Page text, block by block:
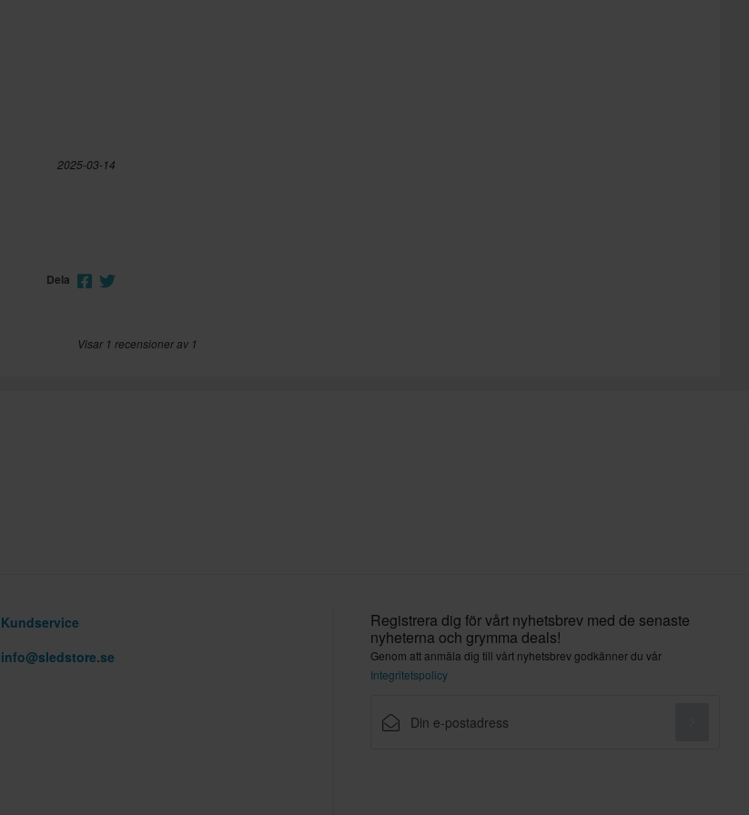
2025-03-14
Dela
Visar 1 recensioner av 1
Kundservice
info@sledstore.se
Registrera dig för vårt nyhetsbrev med de senaste
nyheterna och grymma deals!
Genom att anmäla dig till vårt nyhetsbrev godkänner du vår
Integritetspolicy